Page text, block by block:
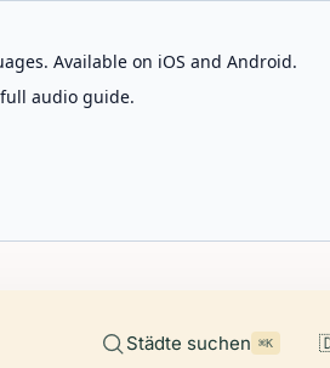
Available on iOS and Android.
audio guide.
Städte suchen ⌘K